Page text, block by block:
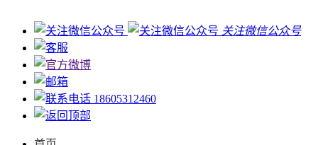
关注微信公众号
18605312460